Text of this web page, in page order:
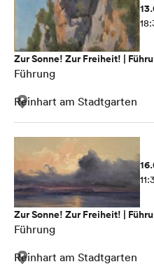
Zur Sonne! Zur Freiheit! |
Führung
Reinhart am Stadtgarten
Zur Sonne! Zur Freiheit! |
Führung
Reinhart am Stadtgarten